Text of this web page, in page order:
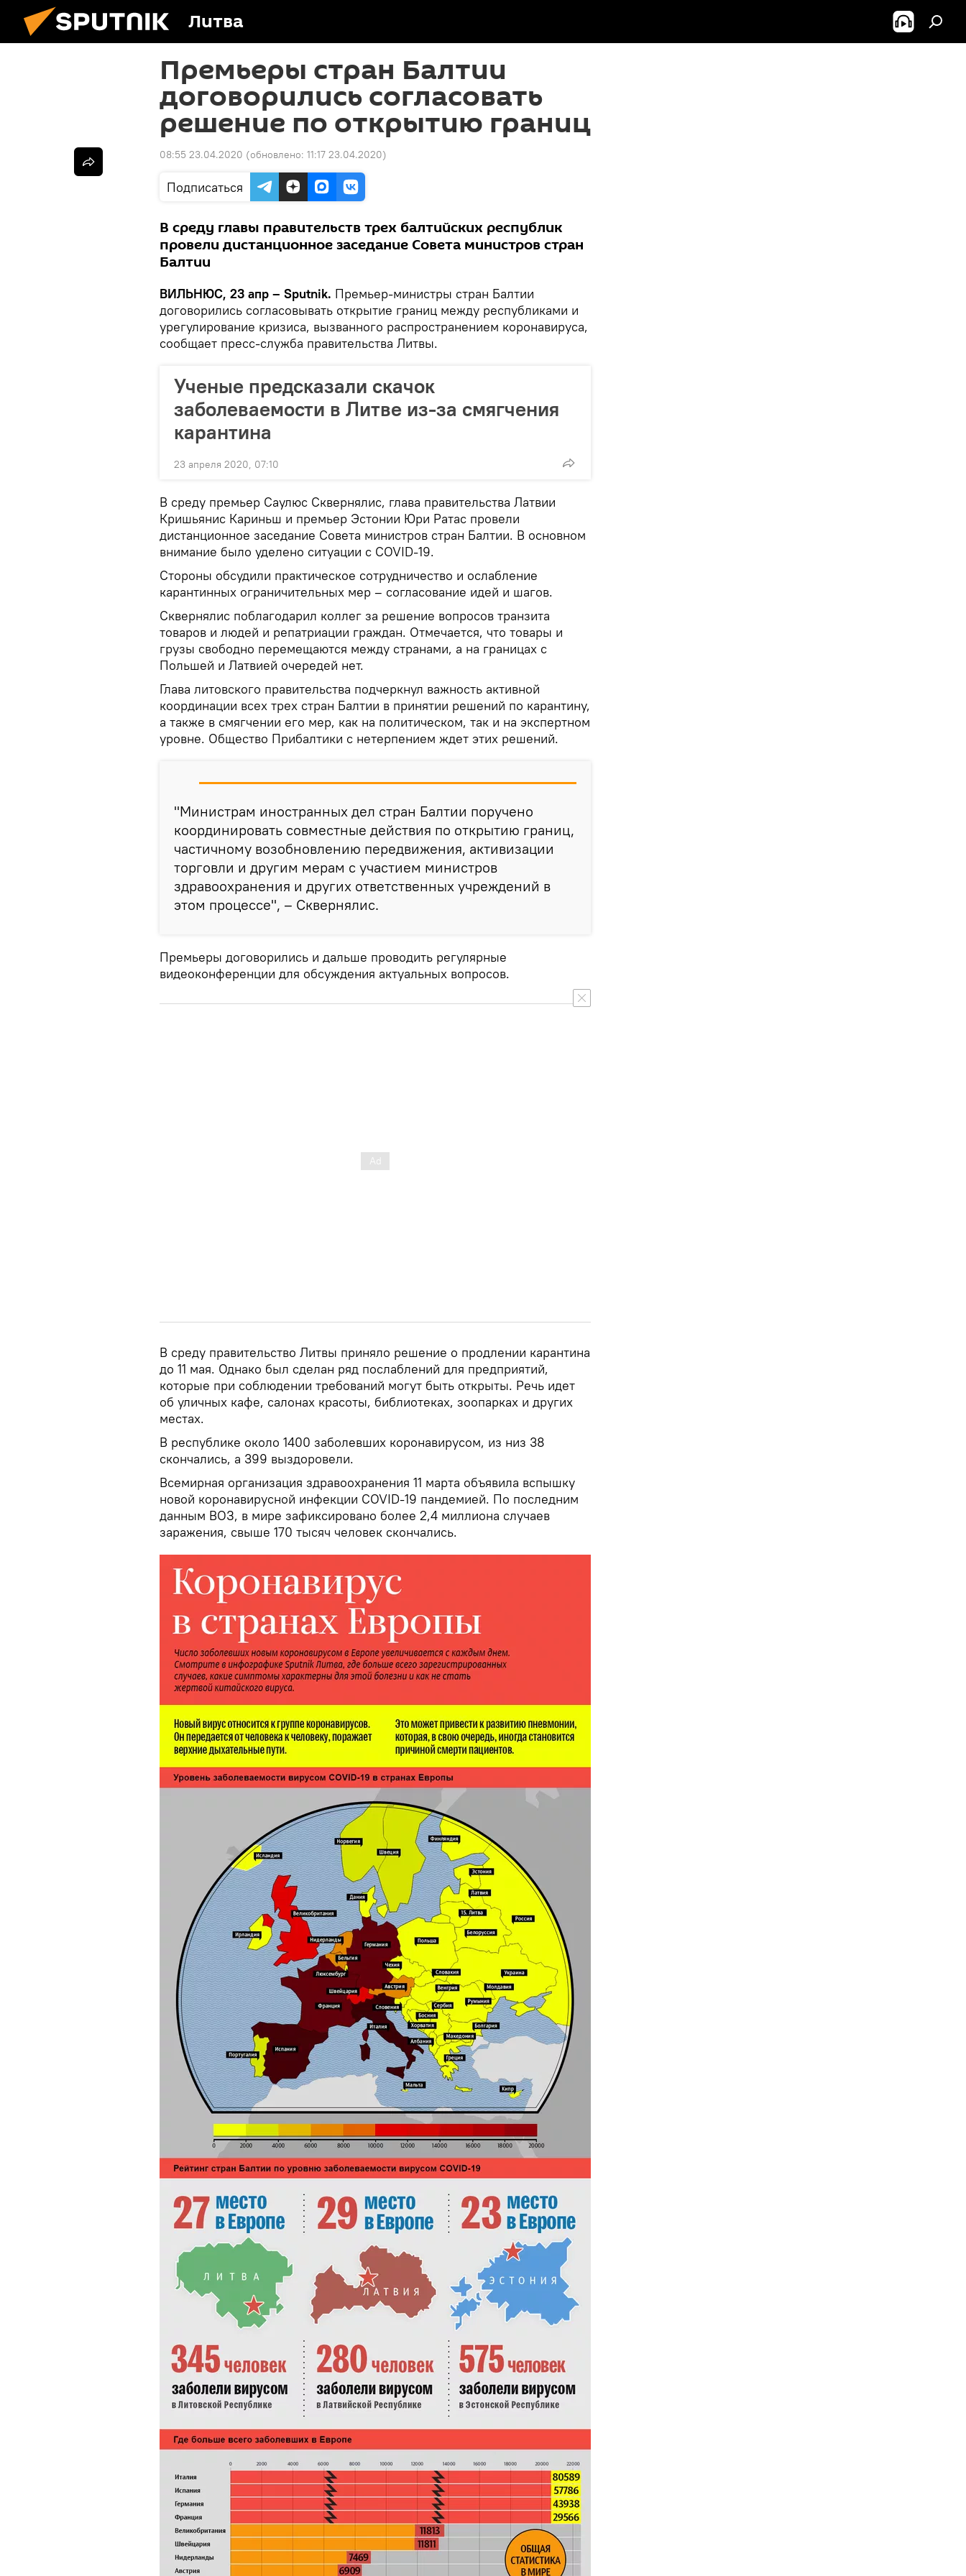
Литва
Премьеры стран Балтии
договорились согласовать
решение по открытию границ
08:55 23.04.2020 (обновлено: 11:17 23.04.2020)
Подписаться
В среду главы правительств трех балтийских республик
провели дистанционное заседание Совета министров стран
Балтии
ВИЛЬНЮС, 23 апр – Sputnik. Премьер-министры стран Балтии
договорились согласовывать открытие границ между республиками и
урегулирование кризиса, вызванного распространением коронавируса,
сообщает пресс-служба правительства Литвы.
Ученые предсказали скачок
заболеваемости в Литве из-за смягчения
карантина
23 апреля 2020, 07:10
В среду премьер Саулюс Сквернялис, глава правительства Латвии
Кришьянис Кариньш и премьер Эстонии Юри Ратас провели
дистанционное заседание Совета министров стран Балтии. В основном
внимание было уделено ситуации с COVID-19.
Стороны обсудили практическое сотрудничество и ослабление
карантинных ограничительных мер – согласование идей и шагов.
Сквернялис поблагодарил коллег за решение вопросов транзита
товаров и людей и репатриации граждан. Отмечается, что товары и
грузы свободно перемещаются между странами, а на границах с
Польшей и Латвией очередей нет.
Глава литовского правительства подчеркнул важность активной
координации всех трех стран Балтии в принятии решений по карантину,
а также в смягчении его мер, как на политическом, так и на экспертном
уровне. Общество Прибалтики с нетерпением ждет этих решений.
"Министрам иностранных дел стран Балтии поручено
координировать совместные действия по открытию границ,
частичному возобновлению передвижения, активизации
торговли и другим мерам с участием министров
здравоохранения и других ответственных учреждений в
этом процессе", – Сквернялис.
Премьеры договорились и дальше проводить регулярные
видеоконференции для обсуждения актуальных вопросов.
В среду правительство Литвы приняло решение о продлении карантина
до 11 мая. Однако был сделан ряд послаблений для предприятий,
которые при соблюдении требований могут быть открыты. Речь идет
об уличных кафе, салонах красоты, библиотеках, зоопарках и других
местах.
В республике около 1400 заболевших коронавирусом, из низ 38
скончались, а 399 выздоровели.
Всемирная организация здравоохранения 11 марта объявила вспышку
новой коронавирусной инфекции COVID-19 пандемией. По последним
данным ВОЗ, в мире зафиксировано более 2,4 миллиона случаев
заражения, свыше 170 тысяч человек скончались.